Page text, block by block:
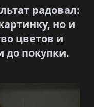
радовал:
но и
цветов и
до покупки.